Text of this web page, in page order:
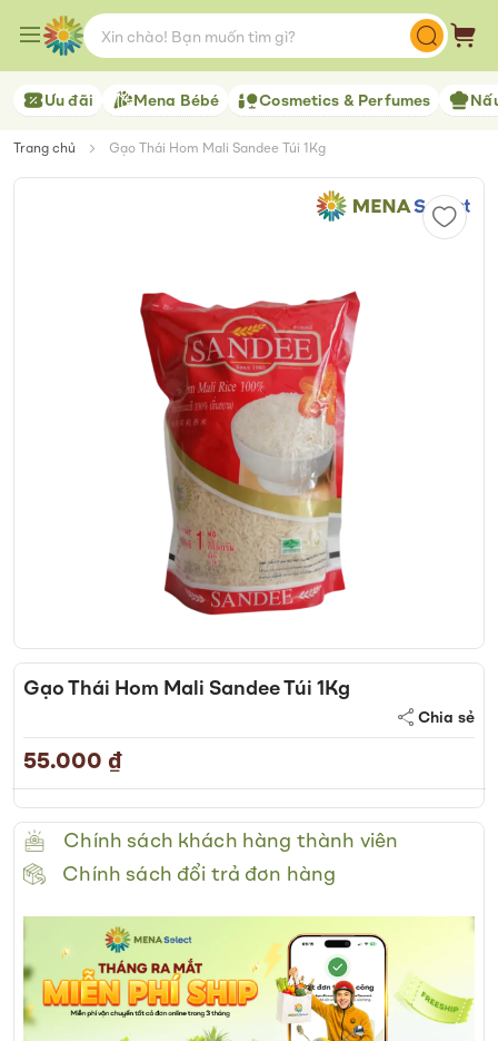
to
Content
Giỏ
Ưu đãi Mena Bébé Cosmetics & Perfumes
Trang chủ Gạo Thái Hom Mali Sandee Túi 1Kg
Skip
Skip
to
of
the
images
gallery
Gạo Thái Hom Mali Sandee Túi 1Kg
Chia sẻ
55.000 ₫
Chính sách khách hàng thành viên
Chính sách đổi trả đơn hàng